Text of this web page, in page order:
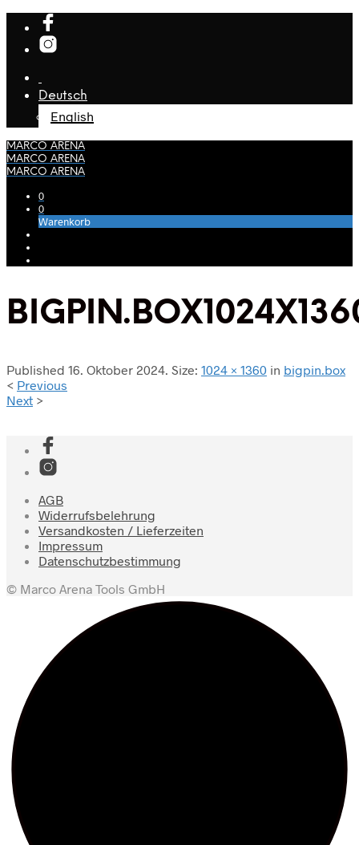
Deutsch
English
MARCO ARENA
MARCO ARENA
MARCO ARENA
0
0
Warenkorb
Published 16. Oktober 2024. Size: 1024 × 1360 in bigpin.box
< Previous
Next >
AGB
Widerrufsbelehrung
Versandkosten / Lieferzeiten
Impressum
Datenschutzbestimmung
© Marco Arena Tools GmbH